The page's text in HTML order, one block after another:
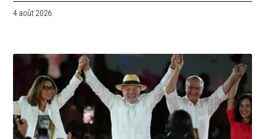
4 août 2026